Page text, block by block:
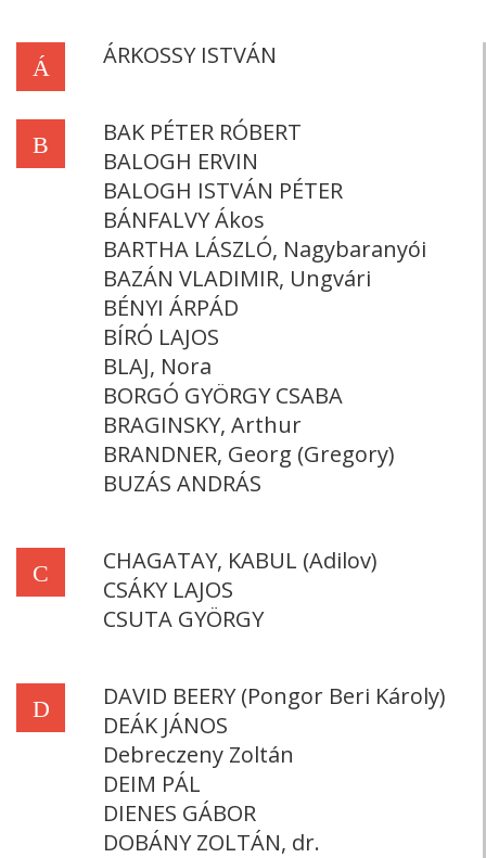
Á ÁRKOSSY ISTVÁN
B
BAK PÉTER RÓBERT
BALOGH ERVIN
BALOGH ISTVÁN PÉTER
BÁNFALVY Ákos
BARTHA LÁSZLÓ, Nagybaranyói
BAZÁN VLADIMIR, Ungvári
BÉNYI ÁRPÁD
BÍRÓ LAJOS
BLAJ, Nora
BORGÓ GYÖRGY CSABA
BRAGINSKY, Arthur
BRANDNER, Georg (Gregory)
BUZÁS ANDRÁS
C
CHAGATAY, KABUL (Adilov)
CSÁKY LAJOS
CSUTA GYÖRGY
D
DAVID BEERY (Pongor Beri Károly)
DEÁK JÁNOS
Debreczeny Zoltán
DEIM PÁL
DIENES GÁBOR
DOBÁNY ZOLTÁN, dr.